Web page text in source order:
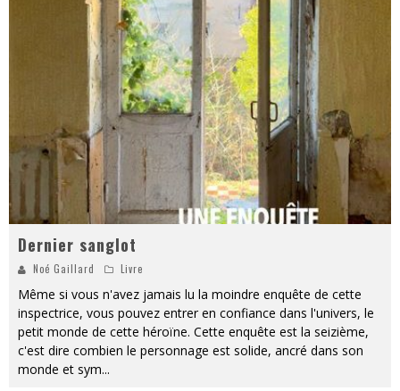
Dernier sanglot
Noé Gaillard Livre
Même si vous n'avez jamais lu la moindre enquête de cette
inspectrice, vous pouvez entrer en confiance dans l'univers, le
petit monde de cette héroïne. Cette enquête est la seizième,
c'est dire combien le personnage est solide, ancré dans son
monde et sym...